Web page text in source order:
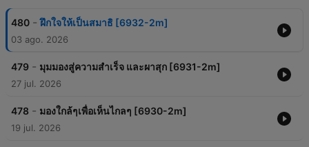
480 - ฝึกใจให้เป็นสมาธิ [6932-2m]
03 ago. 2026
479 - มุมมองสู่ความสำเร็จ และผาสุก [6931-2m]
27 jul. 2026
478 - มองใกล้ๆเพื่อเห็นไกลๆ [6930-2m]
19 jul. 2026